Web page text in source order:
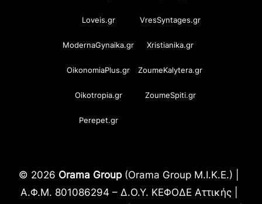
Loveis.gr VresSyntages.gr
ModernaGynaika.gr Xristianika.gr
OikonomiaPlus.gr ZoumeKalytera.gr
Oikotropia.gr ZoumeSpiti.gr
Perepet.gr
© 2026 Orama Group(Orama Group Μ.Ι.Κ.Ε.) |
Α.Φ.Μ. 801086294 – Δ.Ο.Υ. ΚΕΦΟΔΕ Αττικής |